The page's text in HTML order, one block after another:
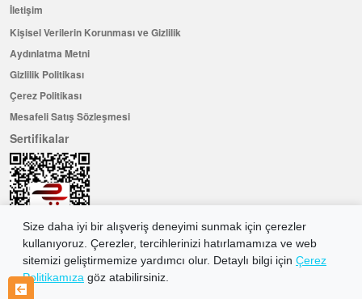
Size daha iyi bir alışveriş deneyimi sunmak için çerezler
kullanıyoruz. Çerezler, tercihlerinizi hatırlamamıza ve web
sitemizi geliştirmemize yardımcı olur. Detaylı bilgi için Çerez
Politikamıza göz atabilirsiniz.
İletişim
Kişisel Verilerin Korunması ve Gizlilik
Aydınlatma Metni
Gizlilik Politikası
Çerez Politikası
Mesafeli Satış Sözleşmesi
Sertifikalar
Hemen Üye Olun ...ve 100 ₺ değerinde indirim kuponu kazanın